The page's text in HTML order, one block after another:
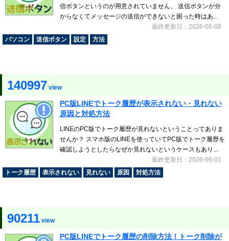
信ボタンというのが用意されていません。 送信ボタンが分
からなくてメッセージの送信ができないと困った時はあ...
最終更新日：2026-06-08
パソコン
送信ボタン 設定 方法
140997 view
PC版LINEでトーク履歴が表示されない・見れない
原因と対処方法
LINEのPC版でトーク履歴が見れないということってありま
せんか？ スマホ版のLINEを使っていてPC版でトーク履歴を
確認しようとしたらなぜか見れないというケースもあり...
最終更新日：2026-06-01
トーク履歴
表示されない 見れない 原因 対処方法
90211 view
PC版LINEでトーク履歴の削除方法！トーク削除が